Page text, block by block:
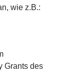
wie z.B.:
Grants des